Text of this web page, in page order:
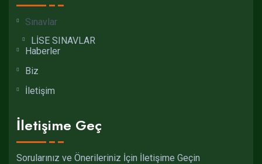
Sınavlar
LİSE SINAVLAR
Haberler
Biz
İletişim
İletişime Geç
Sorularınız ve Önerileriniz İçin İletişime Geçin